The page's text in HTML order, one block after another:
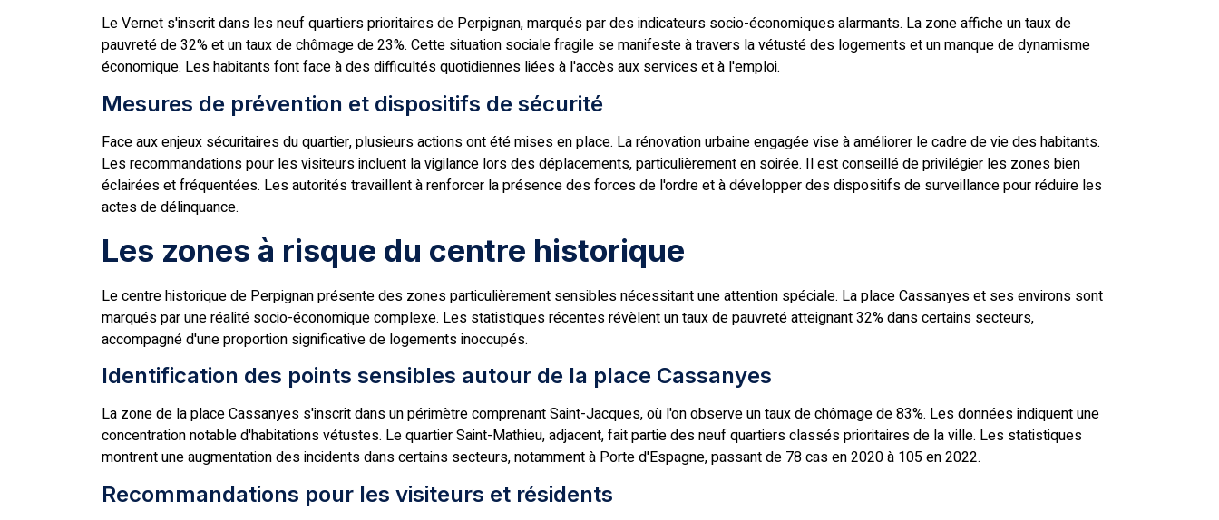
Le Vernet s'inscrit dans les neuf quartiers prioritaires de Perpignan, marqués par des indicateurs socio-économiques alarmants. La zone affiche un taux de
pauvreté de 32% et un taux de chômage de 23%. Cette situation sociale fragile se manifeste à travers la vétusté des logements et un manque de dynamisme
économique. Les habitants font face à des difficultés quotidiennes liées à l'accès aux services et à l'emploi.
Mesures de prévention et dispositifs de sécurité
Face aux enjeux sécuritaires du quartier, plusieurs actions ont été mises en place. La rénovation urbaine engagée vise à améliorer le cadre de vie des habitants.
Les recommandations pour les visiteurs incluent la vigilance lors des déplacements, particulièrement en soirée. Il est conseillé de privilégier les zones bien
éclairées et fréquentées. Les autorités travaillent à renforcer la présence des forces de l'ordre et à développer des dispositifs de surveillance pour réduire les
actes de délinquance.
Les zones à risque du centre historique
Le centre historique de Perpignan présente des zones particulièrement sensibles nécessitant une attention spéciale. La place Cassanyes et ses environs sont
marqués par une réalité socio-économique complexe. Les statistiques récentes révèlent un taux de pauvreté atteignant 32% dans certains secteurs,
accompagné d'une proportion significative de logements inoccupés.
Identification des points sensibles autour de la place Cassanyes
La zone de la place Cassanyes s'inscrit dans un périmètre comprenant Saint-Jacques, où l'on observe un taux de chômage de 83%. Les données indiquent une
concentration notable d'habitations vétustes. Le quartier Saint-Mathieu, adjacent, fait partie des neuf quartiers classés prioritaires de la ville. Les statistiques
montrent une augmentation des incidents dans certains secteurs, notamment à Porte d'Espagne, passant de 78 cas en 2020 à 105 en 2022.
Recommandations pour les visiteurs et résidents